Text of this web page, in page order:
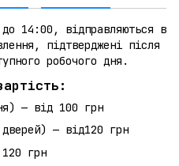
14:00, відправляються в
підтверджені після
робочого дня.
— від 100 грн
— від120 грн
грн